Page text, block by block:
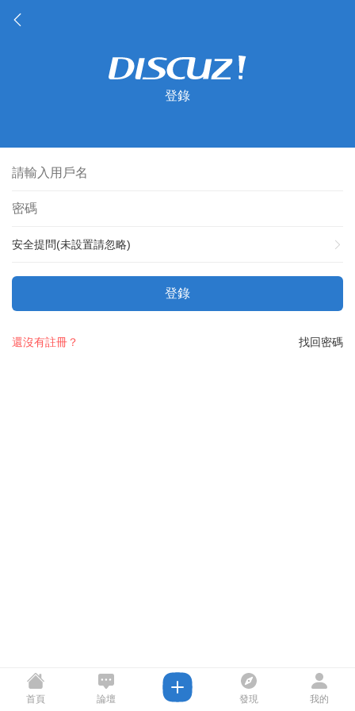
登錄
安全提問(未設置請忽略)
登錄
找回密碼
還沒有註冊？
首頁 論壇 發現 我的